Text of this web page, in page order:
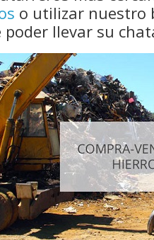
o utilizar nuestro
poder llevar su